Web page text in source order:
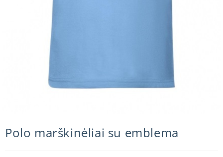
Polo marškinėliai su emblema